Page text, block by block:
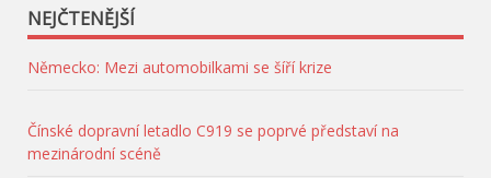
NEJČTENĚJŠÍ
Německo: Mezi automobilkami se šíří krize
Čínské dopravní letadlo C919 se poprvé představí na
mezinárodní scéně